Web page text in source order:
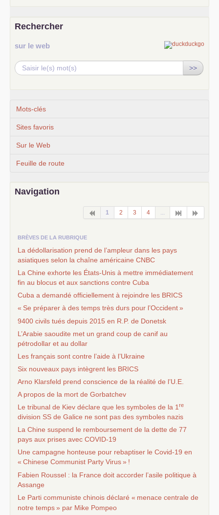
Rechercher
sur le web
>>
Mots-clés
Sites favoris
Sur le Web
Feuille de route
Navigation
1 2 3 4 ...
BRÈVES DE LA RUBRIQUE
La dédollarisation prend de l’ampleur dans les pays
asiatiques selon la chaîne américaine CNBC
La Chine exhorte les États-Unis à mettre immédiatement
fin au blocus et aux sanctions contre Cuba
Cuba a demandé officiellement à rejoindre les BRICS
« Se préparer à des temps très durs pour l’Occident»
9400 civils tués depuis 2015 en R.P. de Donetsk
L’Arabie saoudite met un grand coup de canif au
pétrodollar et au dollar
Les français sont contre l’aide à l’Ukraine
Six nouveaux pays intègrent les BRICS
Arno Klarsfeld prend conscience de la réalité de l’U.E.
A propos de la mort de Gorbatchev
Le tribunal de Kiev déclare que les symboles de la 1 re
division SS de Galice ne sont pas des symboles nazis
La Chine suspend le remboursement de la dette de 77
pays aux prises avec COVID-19
Une campagne honteuse pour rebaptiser le Covid-19 en
« Chinese Communist Party Virus» !
Fabien Roussel : la France doit accorder l’asile politique à
Assange
Le Parti communiste chinois déclaré « menace centrale de
notre temps» par Mike Pompeo